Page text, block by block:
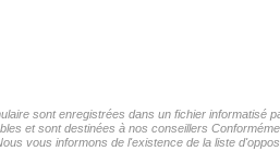
sont enregistrées dans un fichier
et sont destinées à nos conseillers
vous informons de l'existence de la liste